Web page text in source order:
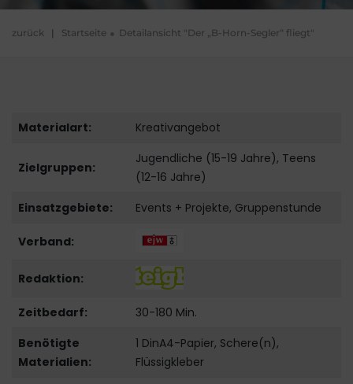
zurück | Startseite Detailansicht "Der „B-Horn-Segler“ fliegt"
Materialart: Kreativangebot
Zielgruppen:
Jugendliche (15-19 Jahre), Teens
(12-16 Jahre)
Einsatzgebiete:
Events + Projekte, Gruppenstunde
Verband:
Redaktion:
Zeitbedarf:
30-180 Min.
Benötigte
Materialien:
1 DinA4-Papier, Schere(n),
Flüssigkleber